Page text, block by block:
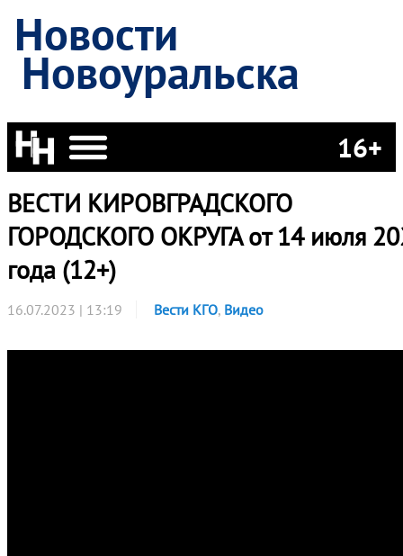
Новости
Новоуральска
16+
ВЕСТИ КИРОВГРАДСКОГО
ГОРОДСКОГО ОКРУГА от 14 июля
года (12+)
16.07.2023 | 13:19 Вести КГО, Видео